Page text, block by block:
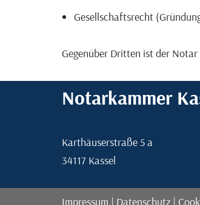
Gesellschaftsrecht
Gegenüber Dritten ist der
Notarkammer
Karthäuserstraße 5 a
34117 Kassel
Impressum | Datenschutz |